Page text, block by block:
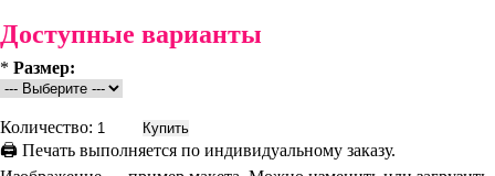
Доступные варианты
* Размер:
Количество:
🖨 Печать выполняется по индивидуальному заказу.